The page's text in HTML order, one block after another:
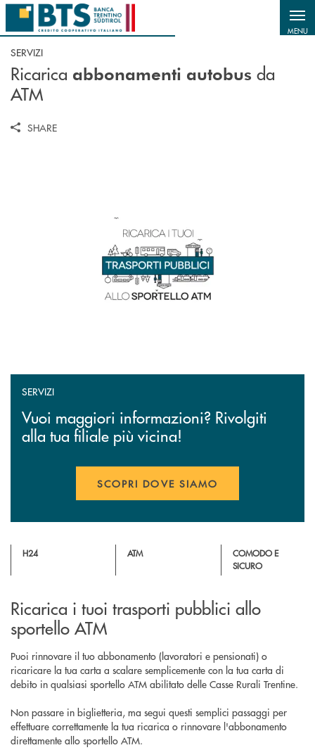
Salta al contenuto principale
MENU
SERVIZI
Ricarica abbonamenti autobus da
ATM
SHARE
SERVIZI
Vuoi maggiori informazioni? Rivolgiti
alla tua filiale più vicina!
SCOPRI DOVE SIAMO
H24 ATM
COMODO E
SICURO
Ricarica i tuoi trasporti pubblici allo
sportello ATM
Puoi rinnovare il tuo abbonamento (lavoratori e pensionati) o
ricaricare la tua carta a scalare semplicemente con la tua carta di
debito in qualsiasi sportello ATM abilitato delle Casse Rurali Trentine.
Non passare in biglietteria, ma segui questi semplici passaggi per
effettuare correttamente la tua ricarica o rinnovare l'abbonamento
direttamente allo sportello ATM.